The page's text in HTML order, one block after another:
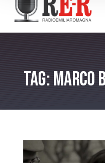
Tag: Marco